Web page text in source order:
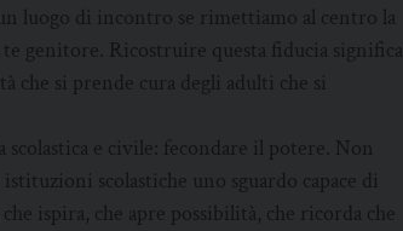
luogo di incontro se rimettiamo al centro la
genitore. Ricostruire questa fiducia significa
che si prende cura degli adulti che si
e civile: fecondare il potere. Non
scolastiche uno sguardo capace di
ispira, che apre possibilità, che ricorda che